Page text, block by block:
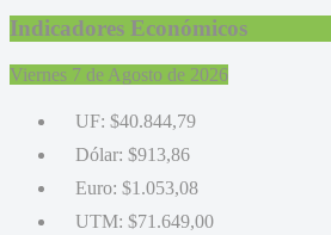
Indicadores Económicos
Viernes 7 de Agosto de 2026
UF: $40.844,79
Dólar: $913,86
Euro: $1.053,08
UTM: $71.649,00